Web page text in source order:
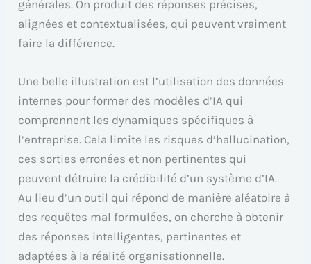
générales. On produit des réponses précises,
alignées et contextualisées, qui peuvent vraiment
faire la différence.
Une belle illustration est l’utilisation des données
internes pour former des modèles d’IA qui
comprennent les dynamiques spécifiques à
l’entreprise. Cela limite les risques d’hallucination,
ces sorties erronées et non pertinentes qui
peuvent détruire la crédibilité d’un système d’IA.
Au lieu d’un outil qui répond de manière aléatoire à
des requêtes mal formulées, on cherche à obtenir
des réponses intelligentes, pertinentes et
adaptées à la réalité organisationnelle.